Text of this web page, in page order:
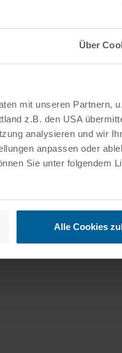
Über
mit unseren Partnern,
z.B. den USA
analysieren und wir
anpassen oder
Sie unter folgendem
Alle Cookies